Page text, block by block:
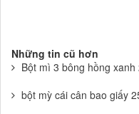
Những tin cũ hơn
Bột mì 3 bông hồng xanh
bột mỳ cái cân bao giấy